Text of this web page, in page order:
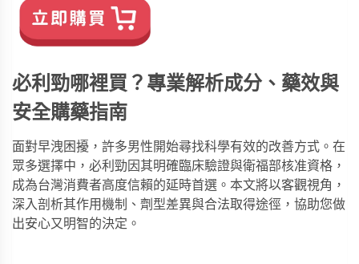
必利勁哪裡買？專業解析成分、藥效與
安全購藥指南
面對早洩困擾，許多男性開始尋找科學有效的改善方式。在
眾多選擇中， 必利勁 因其明確臨床驗證與衛福部核准資格，
成為台灣消費者高度信賴的延時首選。本文將以客觀視角，
深入剖析其作用機制、劑型差異與合法取得途徑，協助您做
出安心又明智的決定。